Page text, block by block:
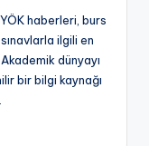
haberleri, burs
ilgili en
dünyayı
bir bilgi kaynağı